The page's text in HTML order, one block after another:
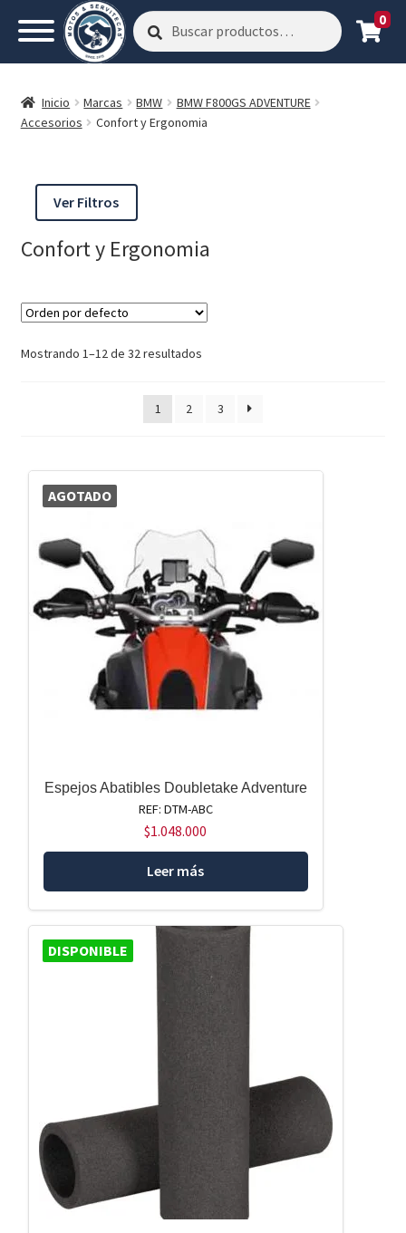
Buscar
por:
Buscar 0
Inicio Marcas BMW
BMW F800GS ADVENTURE
Accesorios
Confort y Ergonomia
Ver Filtros
Confort y Ergonomia
Mostrando 1–12 de 32 resultados
1 2 3
AGOTADO
Espejos Abatibles Doubletake Adventure
REF: DTM-ABC
$1.048.000
Leer más
DISPONIBLE